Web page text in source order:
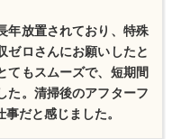
年放置されており、特殊
ゼロさんにお願いしたと
てもスムーズで、短期間
た。清掃後のアフターフ
だと感じました。